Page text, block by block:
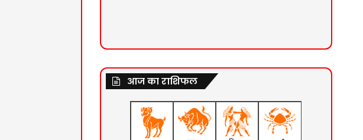
आज का राशिफल